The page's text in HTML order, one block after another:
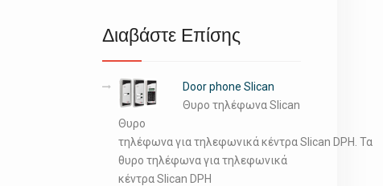
Διαβάστε Επίσης
Door phone Slican
Θυρο τηλέφωνα Slican
Θυρο
τηλέφωνα για τηλεφωνικά κέντρα Slican DPH. Τα
θυρο τηλέφωνα για τηλεφωνικά
κέντρα Slican DPH